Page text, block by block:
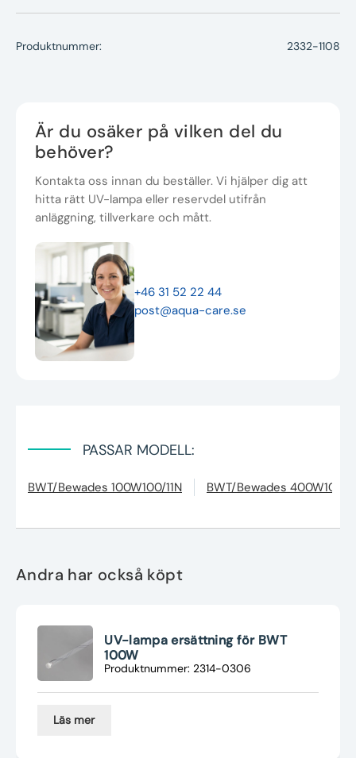
Produktnummer: 2332-1108
Är du osäker på vilken del du
behöver?
Kontakta oss innan du beställer. Vi hjälper dig att
hitta rätt UV-lampa eller reservdel utifrån
anläggning, tillverkare och mått.
+46 31 52 22 44
post@aqua-care.se
PASSAR MODELL:
BWT/Bewades 100W100/11N BWT/Bewades 400W100/
Andra har också köpt
UV-lampa ersättning för BWT
100W
Produktnummer: 2314-0306
Läs mer